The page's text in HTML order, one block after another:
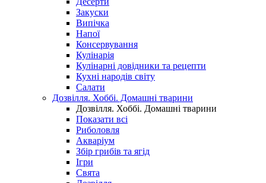
Закуски
Випічка
Напої
Консервування
Кулінарія
Кулінарні довідники та рецепти
Кухні народів світу
Салати
Дозвілля. Хоббі. Домашні тварини
Дозвілля. Хоббі. Домашні тварини
Показати всі
Риболовля
Акваріум
Збір грибів та ягід
Ігри
Свята